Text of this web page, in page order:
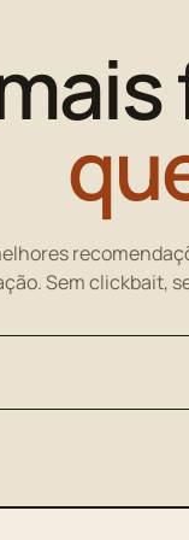
Sem clickbait,